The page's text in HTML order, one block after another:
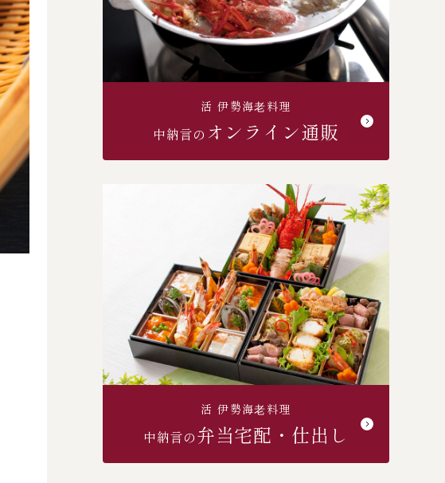
活 伊勢海⽼料理
中納言の オンライン通販
活 伊勢海⽼料理
中納言の弁当宅配・仕出し